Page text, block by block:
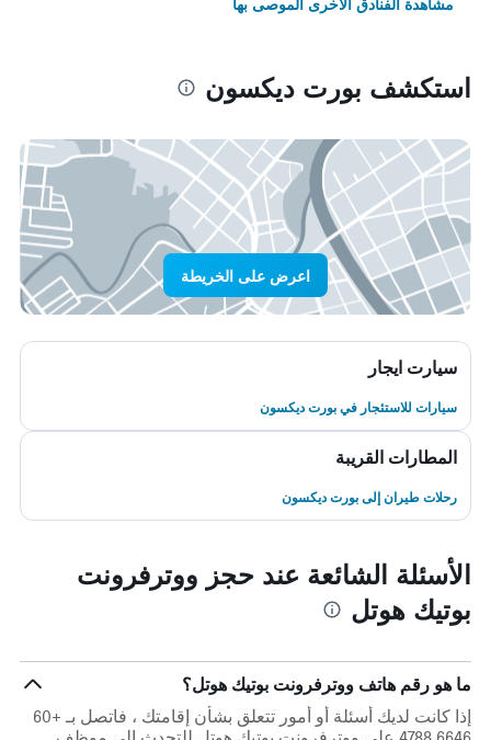
استكشف بورت ديكسون
اعرض على الخريطة
سيارت ايجار
سيارات للاستئجار في بورت ديكسون
المطارات القريبة
رحلات طيران إلى بورت ديكسون
الأسئلة الشائعة عند حجز ووترفرونت
بوتيك هوتل
ما هو رقم هاتف ووترفرونت بوتيك هوتل؟
إذا كانت لديك أسئلة أو أمور تتعلق بشأن إقامتك ، فاتصل بـ +60